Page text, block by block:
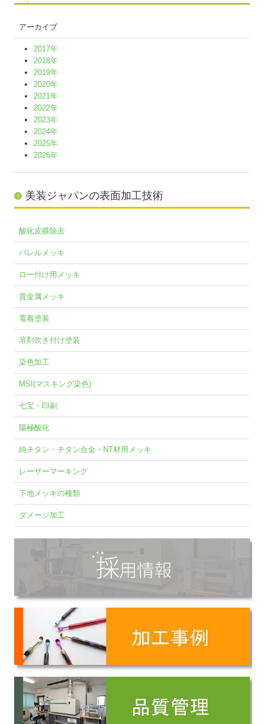
アーカイブ
2017年
2018年
2019年
2020年
2021年
2022年
2023年
2024年
2025年
2026年
美装ジャパンの表面加工技術
酸化皮膜除去
バレルメッキ
ロー付け用メッキ
貴金属メッキ
電着塗装
溶剤吹き付け塗装
染色加工
MSI(マスキング染色)
七宝・印刷
陽極酸化
純チタン・チタン合金・NT材用メッキ
レーザーマーキング
下地メッキの種類
ダメージ加工